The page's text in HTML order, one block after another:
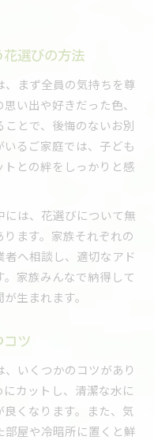
花選びの方法
まず全員の気持ちを尊
い出や好きだった色、
とで、後悔のないお別
るご家庭では、子ども
との絆をしっかりと感
には、花選びについて無
ます。家族それぞれの
へ相談し、適切なアド
家族みんなで納得して
生まれます。
コツ
いくつかのコツがあり
カットし、清潔な水に
くなります。また、気
屋や冷暗所に置くと鮮